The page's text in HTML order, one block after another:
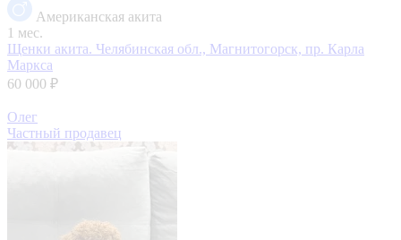
Американская акита
1 мес.
Щенки акита. Челябинская обл., Магнитогорск, пр. Карла
Маркса
60 000 ₽
Олег
Частный продавец